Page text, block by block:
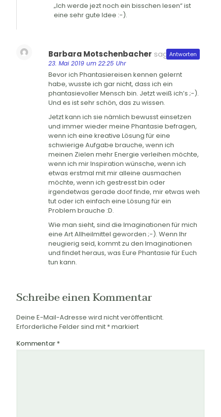
„Ich werde jezt noch ein bisschen lesen“ ist
eine sehr gute Idee :-).
Barbara Motschenbacher sagt:
23. Mai 2019 um 22:25 Uhr
Bevor ich Phantasiereisen kennen gelernt
habe, wusste ich gar nicht, dass ich ein
phantasievoller Mensch bin. Jetzt weiß ich’s ;-).
Und es ist sehr schön, das zu wissen.
Jetzt kann ich sie nämlich bewusst einsetzen
und immer wieder meine Phantasie befragen,
wenn ich eine kreative Lösung für eine
schwierige Aufgabe brauche, wenn ich
meinen Zielen mehr Energie verleihen möchte,
wenn ich mir Inspiration wünsche, wenn ich
etwas erstmal mit mir alleine ausmachen
möchte, wenn ich gestresst bin oder
irgendetwas gerade doof finde, mir etwas weh
tut oder ich einfach eine Lösung für ein
Problem brauche :D.
Wie man sieht, sind die Imaginationen für mich
eine Art Allheilmittel geworden ;-). Wenn Ihr
neugierig seid, kommt zu den Imaginationen
und findet heraus, was Eure Phantasie für Euch
tun kann.
Antworten
Schreibe einen Kommentar
Deine E-Mail-Adresse wird nicht veröffentlicht.
Erforderliche Felder sind mit *markiert
Kommentar *